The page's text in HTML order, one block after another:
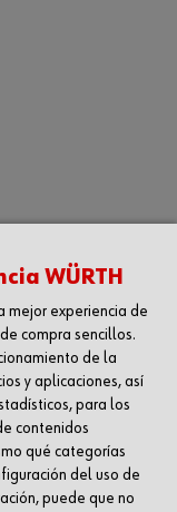
WÜRTH
mejor experiencia de
compra sencillos.
de la
y aplicaciones, así
para los
contenidos
qué categorías
del uso de
puede que no